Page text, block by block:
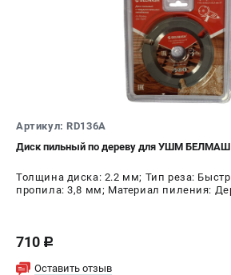
Артикул: RD136A
Диск пильный по дереву для УШМ БЕЛМАШ
Толщина диска: 2.2 мм; Тип реза:
пропила: 3,8 мм; Материал пиления:
710 c
Оставить отзыв